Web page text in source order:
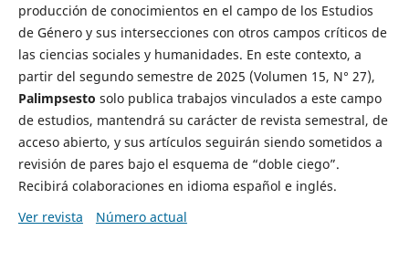
producción de conocimientos en el campo de los Estudios
de Género y sus intersecciones con otros campos críticos de
las ciencias sociales y humanidades. En este contexto, a
partir del segundo semestre de 2025 (Volumen 15, N° 27),
Palimpsesto solo publica trabajos vinculados a este campo
de estudios, mantendrá su carácter de revista semestral, de
acceso abierto, y sus artículos seguirán siendo sometidos a
revisión de pares bajo el esquema de “doble ciego”.
Recibirá colaboraciones en idioma español e inglés.
Ver revista
Número actual